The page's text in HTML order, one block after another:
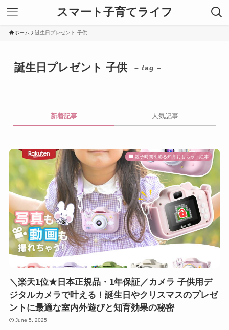
スマート子育てライフ
ホーム 誕生日プレゼント 子供
誕生日プレゼント 子供 – tag –
新着記事 人気記事
親子時間を彩る知育おもちゃ・絵本
＼楽天1位★日本正規品・1年保証／カメラ 子供用デ
ジタルカメラで叶える！誕生日やクリスマスのプレゼ
ントに最適な室内外遊びと知育効果の秘密
June 5, 2025